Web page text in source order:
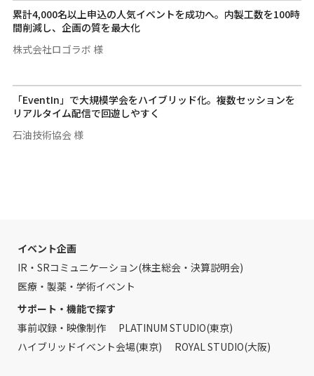
累計4,000名以上申込の人気イベントを成功へ。内製工数を100時
間削減し、企画の質を最大化
株式会社ロゴラボ 様
「EventIn」で大規模学会をハイブリッド化。複数セッションを
リアルタイム配信で回遊しやすく
石油技術協会 様
イベント企画
IR・SRコミュニケーション(株主総会・決算説明会)
医療・製薬・学術イベント
サポート・機能で探す
事前収録・映像制作
PLATINUM STUDIO(東京)
ハイブリッドイベント会場(東京)
ROYAL STUDIO(大阪)